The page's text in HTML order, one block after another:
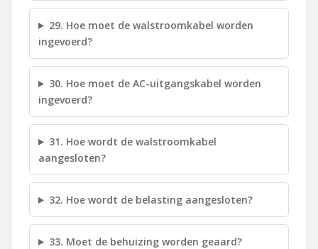
29. Hoe moet de walstroomkabel worden
ingevoerd?
30. Hoe moet de AC-uitgangskabel worden
ingevoerd?
31. Hoe wordt de walstroomkabel
aangesloten?
32. Hoe wordt de belasting aangesloten?
33. Moet de behuizing worden geaard?